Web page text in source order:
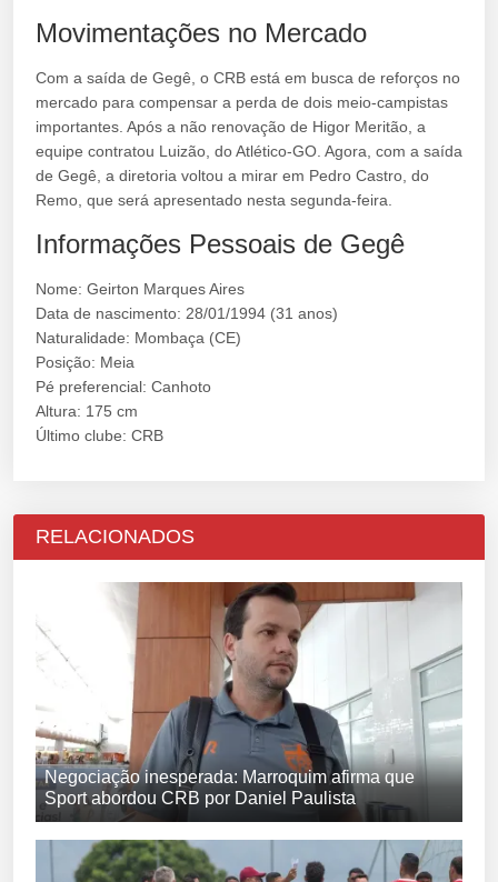
Movimentações no Mercado
Com a saída de Gegê, o CRB está em busca de reforços no
mercado para compensar a perda de dois meio-campistas
importantes. Após a não renovação de Higor Meritão, a
equipe contratou Luizão, do Atlético-GO. Agora, com a saída
de Gegê, a diretoria voltou a mirar em Pedro Castro, do
Remo, que será apresentado nesta segunda-feira.
Informações Pessoais de Gegê
Nome: Geirton Marques Aires
Data de nascimento: 28/01/1994 (31 anos)
Naturalidade: Mombaça (CE)
Posição: Meia
Pé preferencial: Canhoto
Altura: 175 cm
Último clube: CRB
RELACIONADOS
Negociação inesperada: Marroquim afirma que
Sport abordou CRB por Daniel Paulista